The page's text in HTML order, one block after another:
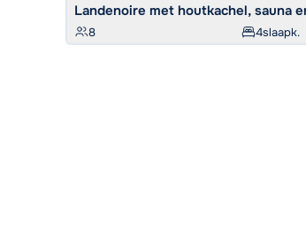
Landenoire met houtkachel, sauna
8 4slaapk.